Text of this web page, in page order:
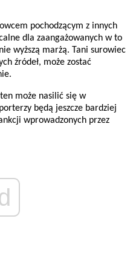
pochodzącym z innych
dla zaangażowanych w to
wyższą marżą. Tani surowiec
źródeł, może zostać
może nasilić się w
będą jeszcze bardziej
wprowadzonych przez